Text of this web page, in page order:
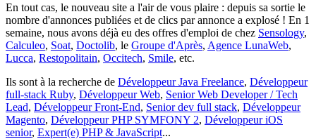
En tout cas, le nouveau site a l'air de vous plaire : depuis sa sortie le
nombre d'annonces publiées et de clics par annonce a explosé ! En 1
semaine, nous avons déjà eu des offres d'emploi de chez Sensology,
Calculeo, Soat, Doctolib, le Groupe d'Après, Agence LunaWeb,
Lucca, Restopolitain, Occitech, Smile, etc.
Ils sont à la recherche de Développeur Java Freelance, Développeur
full-stack Ruby, Développeur Web, Senior Web Developer / Tech
Lead, Développeur Front-End, Senior dev full stack, Développeur
Magento, Développeur PHP SYMFONY 2, Développeur iOS
senior, Expert(e) PHP & JavaScript...